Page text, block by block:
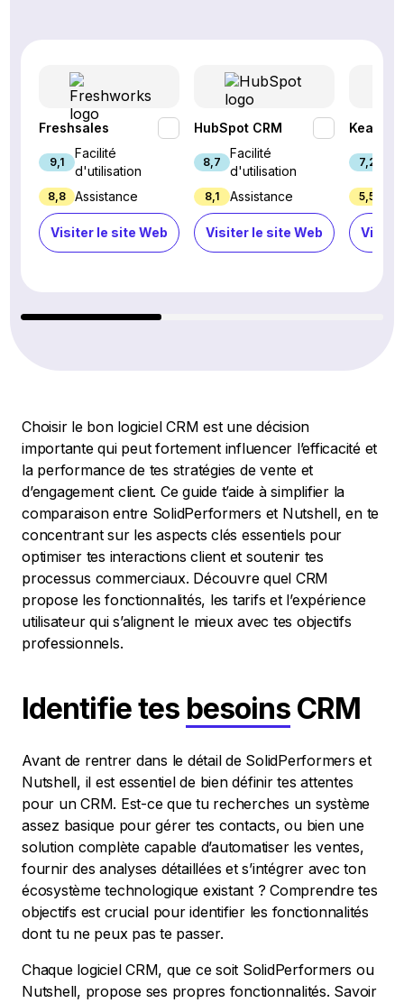
Freshsales
9,1
Facilité
d'utilisation
8,8 Assistance
Visiter le site Web
HubSpot CRM
8,7
Facilité
d'utilisation
8,1 Assistance
Visiter le site Web
Keap
7,2
5,5
Choisir le bon logiciel CRM est une décision
importante qui peut fortement influencer l’efficacité et
la performance de tes stratégies de vente et
d’engagement client. Ce guide t’aide à simplifier la
comparaison entre SolidPerformers et Nutshell, en te
concentrant sur les aspects clés essentiels pour
optimiser tes interactions client et soutenir tes
processus commerciaux. Découvre quel CRM
propose les fonctionnalités, les tarifs et l’expérience
utilisateur qui s’alignent le mieux avec tes objectifs
professionnels.
Identifie tes besoins CRM
Avant de rentrer dans le détail de SolidPerformers et
Nutshell, il est essentiel de bien définir tes attentes
pour un CRM. Est-ce que tu recherches un système
assez basique pour gérer tes contacts, ou bien une
solution complète capable d’automatiser les ventes,
fournir des analyses détaillées et s’intégrer avec ton
écosystème technologique existant ? Comprendre tes
objectifs est crucial pour identifier les fonctionnalités
dont tu ne peux pas te passer.
Chaque logiciel CRM, que ce soit SolidPerformers ou
Nutshell, propose ses propres fonctionnalités. Savoir